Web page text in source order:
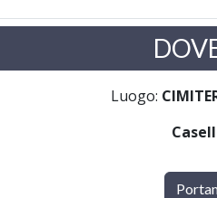
Luogo: